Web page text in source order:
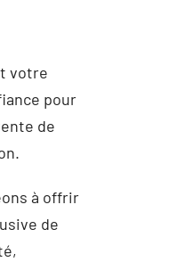
votre
pour
de
à offrir
de